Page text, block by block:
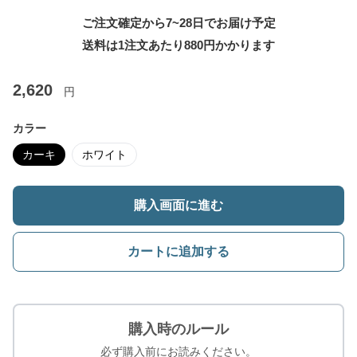
ご注文確定から7~28日でお届け予定
送料は1注文あたり880円かかります
2,620 円
カラー
カーキ ホワイト
購入画面に進む
カートに追加する
購入時のルール
必ず購入前にお読みください。